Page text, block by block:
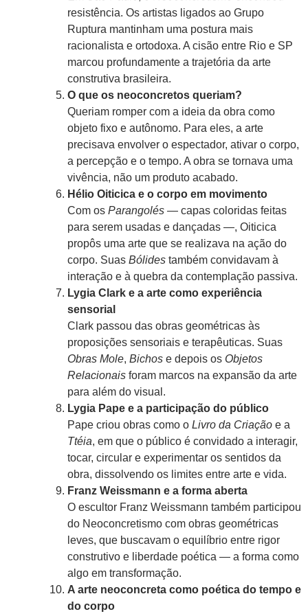
resistência. Os artistas ligados ao Grupo
Ruptura mantinham uma postura mais
racionalista e ortodoxa. A cisão entre Rio e SP
marcou profundamente a trajetória da arte
construtiva brasileira.
O que os neoconcretos queriam?
Queriam romper com a ideia da obra como
objeto fixo e autônomo. Para eles, a arte
precisava envolver o espectador, ativar o corpo,
a percepção e o tempo. A obra se tornava uma
vivência, não um produto acabado.
Hélio Oiticica e o corpo em movimento
Com os Parangolés — capas coloridas feitas
para serem usadas e dançadas —, Oiticica
propôs uma arte que se realizava na ação do
corpo. Suas Bólides também convidavam à
interação e à quebra da contemplação passiva.
Lygia Clark e a arte como experiência
sensorial
Clark passou das obras geométricas às
proposições sensoriais e terapêuticas. Suas
Obras Mole, Bichos e depois os Objetos
Relacionais foram marcos na expansão da arte
para além do visual.
Lygia Pape e a participação do público
Pape criou obras como o Livro da Criação e a
Ttéia, em que o público é convidado a interagir,
tocar, circular e experimentar os sentidos da
obra, dissolvendo os limites entre arte e vida.
Franz Weissmann e a forma aberta
O escultor Franz Weissmann também participou
do Neoconcretismo com obras geométricas
leves, que buscavam o equilíbrio entre rigor
construtivo e liberdade poética — a forma como
algo em transformação.
A arte neoconcreta como poética do tempo e
do corpo